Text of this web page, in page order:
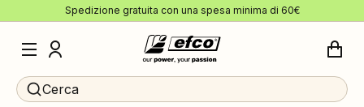
Spedizione gratuita con una spesa minima di 60€
Cerca